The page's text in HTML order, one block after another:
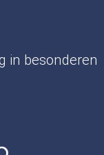
in besonderen